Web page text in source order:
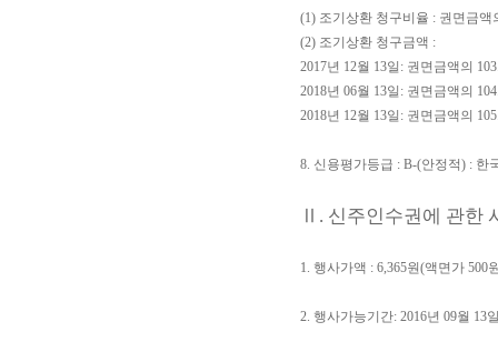
(1) 조기상환 청구비율 : 권면금액
(2) 조기상환 청구금액 :
2017년 12월 13일: 권면금액의
2018년 06월 13일: 권면금액의
2018년 12월 13일: 권면금액의
8. 신용평가등급 : B-(안정적) : 한
Ⅱ. 신주인수권에 관한
1. 행사가액 : 6,365원(액면가 500
2. 행사가능기간: 2016년 09월 13